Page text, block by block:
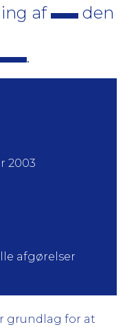
af
den
.
2003
afgørelser
grundlag for at